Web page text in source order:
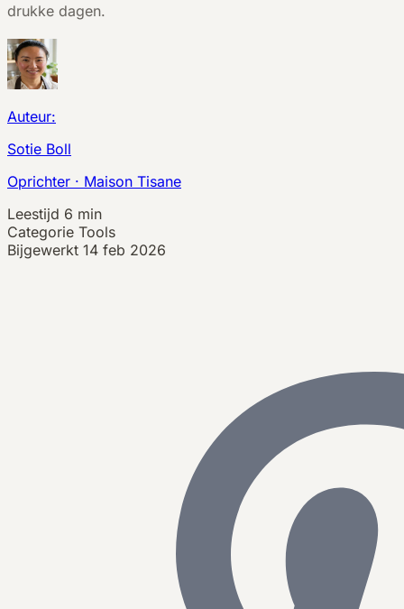
drukke dagen.
Auteur:
Sotie Boll
Oprichter · Maison Tisane
Leestijd 6 min
Categorie Tools
Bijgewerkt 14 feb 2026